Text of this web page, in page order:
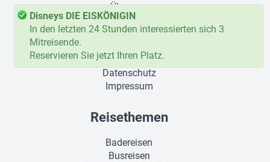
Disneys DIE EISKÖNIGIN
In den letzten 24 Stunden interessierten sich 3
Mitreisende.
Reservieren Sie jetzt Ihren Platz.
Über uns
Fuhrpark
Firmenhistorie
AGBs
Datenschutz
Impressum
Reisethemen
Badereisen
Busreisen